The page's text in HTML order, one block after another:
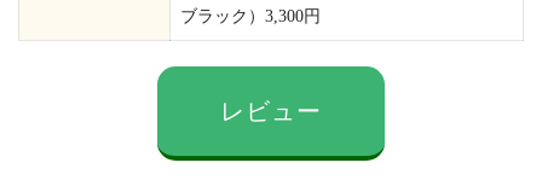
ブラック）3,300円
レビュー